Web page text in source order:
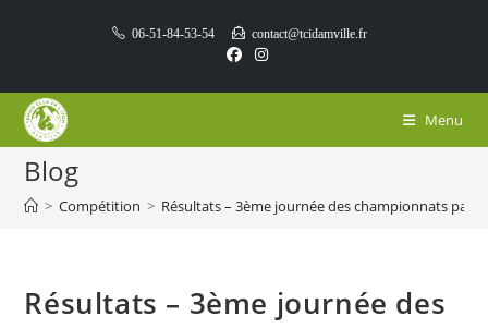
06-51-84-53-54 contact@tcidamville.fr
Menu
Blog
> Compétition > Résultats – 3ème journée des championnats par
Résultats – 3ème journée des